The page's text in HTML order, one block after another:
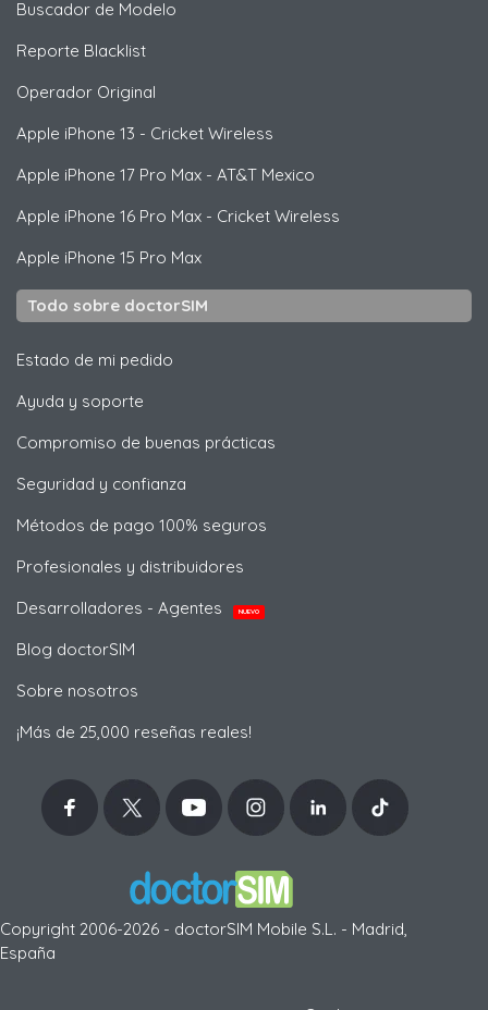
Buscador de Modelo
Reporte Blacklist
Operador Original
Apple iPhone 13 - Cricket Wireless
Apple iPhone 17 Pro Max - AT&T Mexico
Apple iPhone 16 Pro Max - Cricket Wireless
Apple iPhone 15 Pro Max
Todo sobre doctorSIM
Estado de mi pedido
Ayuda y soporte
Compromiso de buenas prácticas
Seguridad y confianza
Métodos de pago 100% seguros
Profesionales y distribuidores
Desarrolladores - Agentes
NUEVO
Blog doctorSIM
Sobre nosotros
¡Más de 25,000 reseñas reales!
Copyright 2006-2026 - doctorSIM Mobile S.L. - Madrid,
España